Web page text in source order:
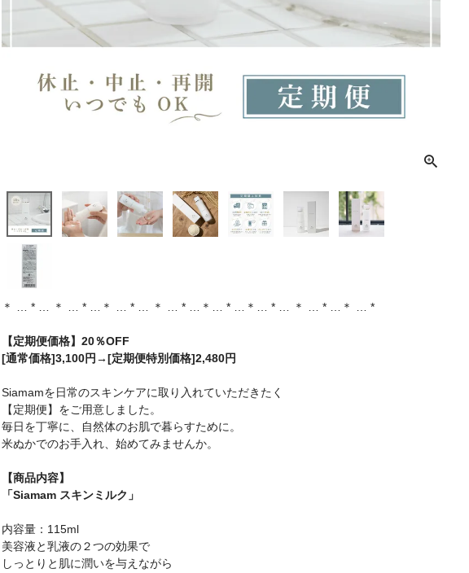
＊ … * … ＊ … * …＊ … * … ＊ … * …＊… * …＊… * … ＊ … * …＊ … *
【定期便価格】20％OFF
[通常価格]3,100円→[定期便特別価格]2,480円
Siamamを日常のスキンケアに取り入れていただきたく
【定期便】をご用意しました。
毎日を丁寧に、自然体のお肌で暮らすために。
米ぬかでのお手入れ、始めてみませんか。
【商品内容】
「Siamam スキンミルク」
内容量：115ml
美容液と乳液の２つの効果で
しっとりと肌に潤いを与えながら